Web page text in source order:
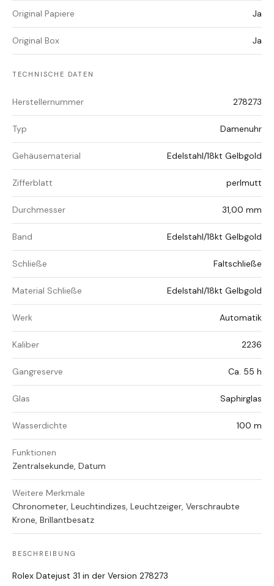
Original Papiere Ja
Original Box Ja
TECHNISCHE DATEN
Herstellernummer 278273
Typ Damenuhr
Gehäusematerial Edelstahl/18kt Gelbgold
Zifferblatt perlmutt
Durchmesser 31,00 mm
Band Edelstahl/18kt Gelbgold
Schließe Faltschließe
Material Schließe Edelstahl/18kt Gelbgold
Werk Automatik
Kaliber 2236
Gangreserve Ca. 55 h
Glas Saphirglas
Wasserdichte 100 m
Funktionen
Zentralsekunde, Datum
Weitere Merkmale
Chronometer, Leuchtindizes, Leuchtzeiger, Verschraubte
Krone, Brillantbesatz
BESCHREIBUNG
Rolex Datejust 31 in der Version 278273